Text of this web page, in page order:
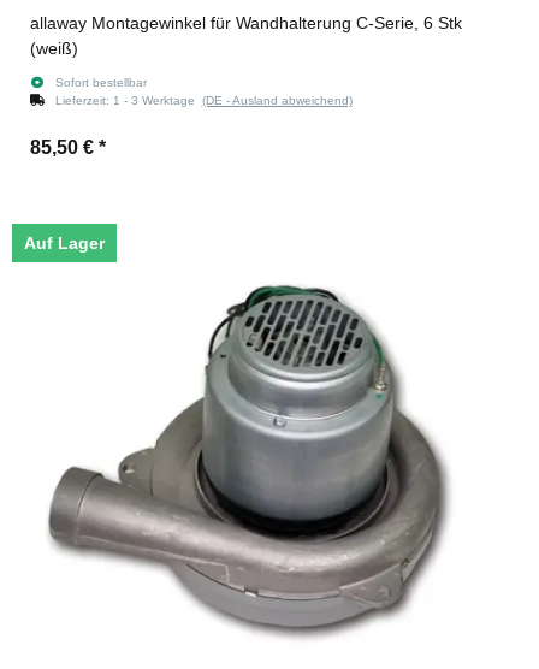
allaway Montagewinkel für Wandhalterung C-Serie, 6 Stk
(weiß)
Sofort bestellbar
Lieferzeit: 1 - 3 Werktage (DE - Ausland abweichend)
85,50 € *
Auf Lager